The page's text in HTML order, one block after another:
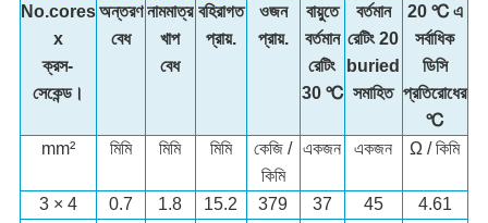
No.cores
x
ক্রস-
সেকেন্ড।
অন্তরণ
বেধ
নামমাত্র
খাপ
বেধ
বহিরাগত
প্রায়.
ওজন
প্রায়.
বায়ুতে
বর্তমান
রেটিং
30 ℃
বর্তমান
রেটিং 20
buried
সমাহিত
20 ℃ এ
সর্বাধিক
ডিসি
প্রতিরোধের
℃
mm²
মিমি মিমি মিমি
কেজি /
কিমি
একজন একজন Ω / কিমি
3 × 4 0.7 1.8 15.2 379 37 45
4.61